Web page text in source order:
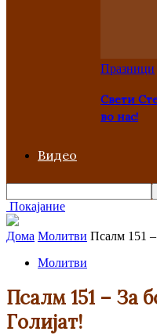
Празници
Свети
во нас!
Видео
Покајание
Дома Молитви Псалм 151 –
Молитви
Псалм 151 – За
Голијат!